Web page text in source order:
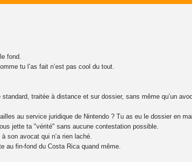
fond.
tu l’as fait n’est pas cool du tout.
traitée à distance et sur dossier, sans même qu’un
au service juridique de Nintendo ? Tu as eu le dossier en
jette ta "vérité" sans aucune contestation possible.
son avocat qui n’a rien laché.
au fin-fond du Costa Rica quand même.